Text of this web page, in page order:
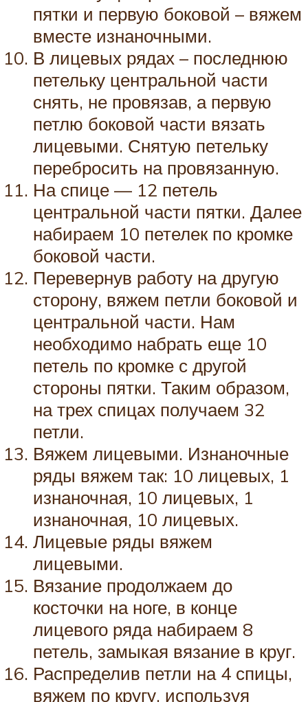
пятки и первую боковой – вяжем
вместе изнаночными.
В лицевых рядах – последнюю
петельку центральной части
снять, не провязав, а первую
петлю боковой части вязать
лицевыми. Снятую петельку
перебросить на провязанную.
На спице — 12 петель
центральной части пятки. Далее
набираем 10 петелек по кромке
боковой части.
Перевернув работу на другую
сторону, вяжем петли боковой и
центральной части. Нам
необходимо набрать еще 10
петель по кромке с другой
стороны пятки. Таким образом,
на трех спицах получаем 32
петли.
Вяжем лицевыми. Изнаночные
ряды вяжем так: 10 лицевых, 1
изнаночная, 10 лицевых, 1
изнаночная, 10 лицевых.
Лицевые ряды вяжем
лицевыми.
Вязание продолжаем до
косточки на ноге, в конце
лицевого ряда набираем 8
петель, замыкая вязание в круг.
Распределив петли на 4 спицы,
вяжем по кругу, используя